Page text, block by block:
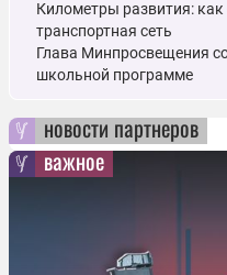
Километры развития:
транспортная сеть
Глава Минпросвещения
школьной программе
новости партнеров
важное